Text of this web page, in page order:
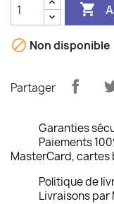

 Non disponible
Partager
Garanties
Paiements
MasterCard,
Politique de
Livraisons par